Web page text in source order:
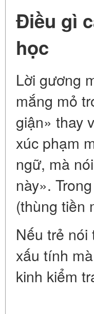
Điều gì
học
Lời gương
mắng mỏ
giận» thay
xúc phạm
ngữ, mà
này».
(thùng tiền
Nếu trẻ
xấu tính
kinh kiểm